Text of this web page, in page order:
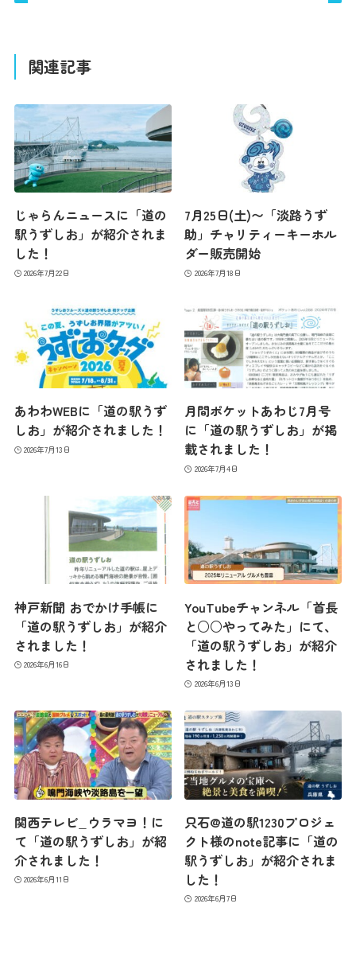
最新情報
コンセプト
コンテンツ
アクセス
関連記事
じゃらんニュースに「道の
駅うずしお」が紹介されま
した！
2026年7月22日
7月25日(土)〜「淡路うず
助」チャリティーキーホル
ダー販売開始
2026年7月18日
あわわWEBに「道の駅うず
しお」が紹介されました！
2026年7月13日
月間ポケットあわじ7月号
に「道の駅うずしお」が掲
載されました！
2026年7月4日
神戸新聞 おでかけ手帳に
「道の駅うずしお」が紹介
されました！
2026年6月16日
YouTubeチャンネル「首長
と○○やってみた」にて、
「道の駅うずしお」が紹介
されました！
2026年6月13日
関西テレビ_ウラマヨ！に
て「道の駅うずしお」が紹
介されました！
2026年6月11日
只石@道の駅1230プロジェ
クト様のnote記事に「道の
駅うずしお」が紹介されま
した！
2026年6月7日